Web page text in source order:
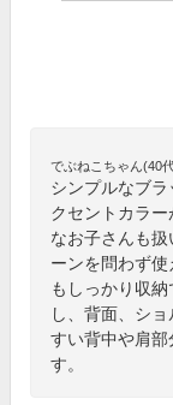
でぶねこちゃん(40
シンプルなブ
クセントカラ
なお子さんも
ーンを問わず
もしっかり収
し、背面、シ
すい背中や肩部
す。